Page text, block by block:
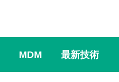
MDM 最新技術